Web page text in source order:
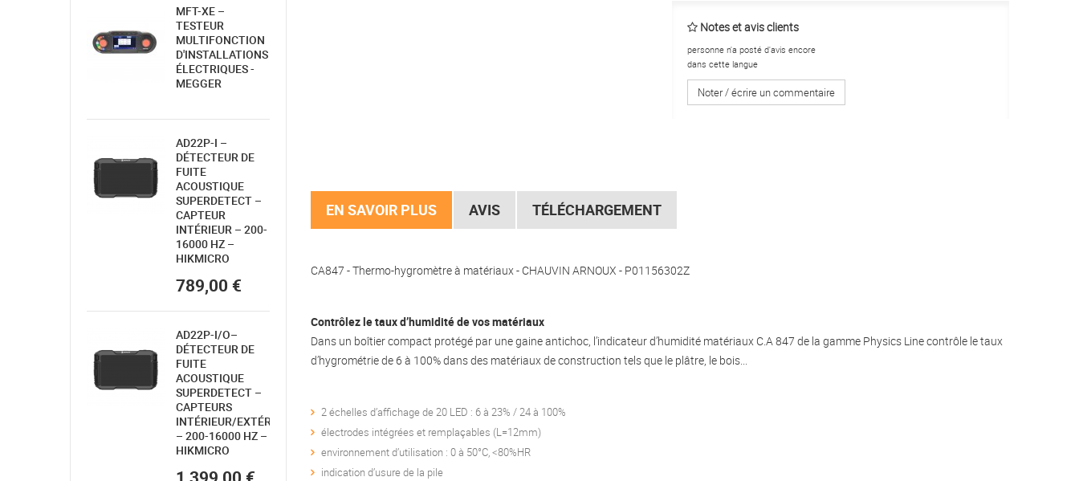
MFT-XE –
TESTEUR
MULTIFONCTION
D'INSTALLATIONS
ÉLECTRIQUES -
MEGGER
AD22P-I –
DÉTECTEUR DE
FUITE
ACOUSTIQUE
SUPERDETECT –
CAPTEUR
INTÉRIEUR – 200-
16000 HZ –
HIKMICRO
789,00 €
AD22P-I/O–
DÉTECTEUR DE
FUITE
ACOUSTIQUE
SUPERDETECT –
CAPTEURS
INTÉRIEUR/EXTÉRIEUR
– 200-16000 HZ –
HIKMICRO
Notes et avis clients
personne n'a posté d'avis encore
dans cette langue
Noter / écrire un commentaire
EN SAVOIR PLUS AVIS TÉLÉCHARGEMENT
CA847 - Thermo-hygromètre à matériaux - CHAUVIN ARNOUX - P01156302Z
Contrôlez le taux d’humidité de vos matériaux
Dans un boîtier compact protégé par une gaine antichoc, l’indicateur d’humidité matériaux C.A 847 de la gamme Physics Line contrôle le taux
d’hygrométrie de 6 à 100% dans des matériaux de construction tels que le plâtre, le bois...
2 échelles d’affichage de 20 LED : 6 à 23% / 24 à 100%
électrodes intégrées et remplaçables (L=12mm)
environnement d’utilisation : 0 à 50°C, <80%HR
indication d’usure de la pile